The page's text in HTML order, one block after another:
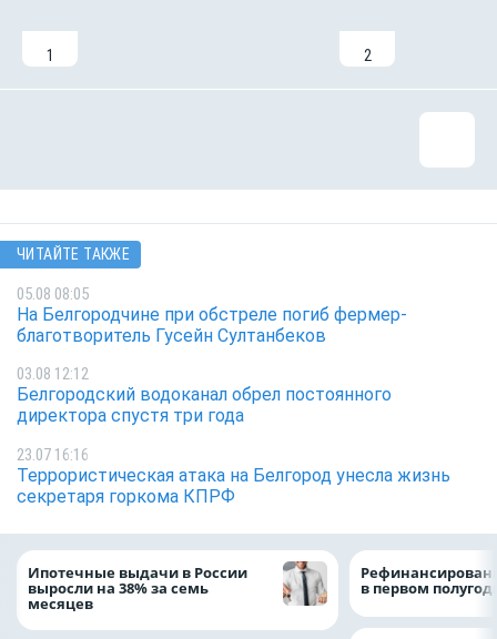
1 2
ЧИТАЙТЕ ТАКЖЕ
05.08 08:05
На Белгородчине при обстреле погиб фермер-
благотворитель Гусейн Султанбеков
03.08 12:12
Белгородский водоканал обрел постоянного
директора спустя три года
23.07 16:16
Террористическая атака на Белгород унесла жизнь
секретаря горкома КПРФ
Ипотечные выдачи в России
выросли на 38% за семь
месяцев
в первом